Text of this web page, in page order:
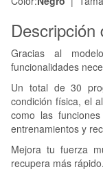
Descripción
Gracias al
funcionalidades
Un total de 30
condición física, el
como las
entrenamientos y
Mejora tu fuerza
recupera más rápido.